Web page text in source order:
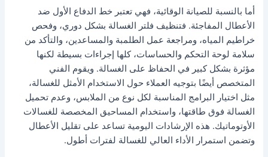
أما بالنسبة للصيانة الوقائية، فهي تعتبر خط الدفاع الأول ضد
الأعطال المفاجئة. فتنظيف فلتر الغسالة بشكل دوري، وفحص
خراطيم المياه، ومراجعة عمل الطلمبة والمساعدين، والتأكد من
سلامة لوحة التحكم والحساسات، كلها إجراءات بسيطة لكنها
مؤثرة بشكل كبير في الحفاظ على الغسالة. ويقوم الفني
المتخصص أيضًا بتوجيه العملاء حول الاستخدام الأمثل للغسالة،
مثل اختيار البرامج المناسبة لكل نوع من الملابس، وعدم تحميل
الغسالة فوق طاقتها، واستخدام المساحيق المخصصة للغسالات
الأوتوماتيك. هذه الإرشادات اليومية تساعد على تقليل الأعطال
وتضمن استمرار الأداء العالي للغسالة لفترات أطول.